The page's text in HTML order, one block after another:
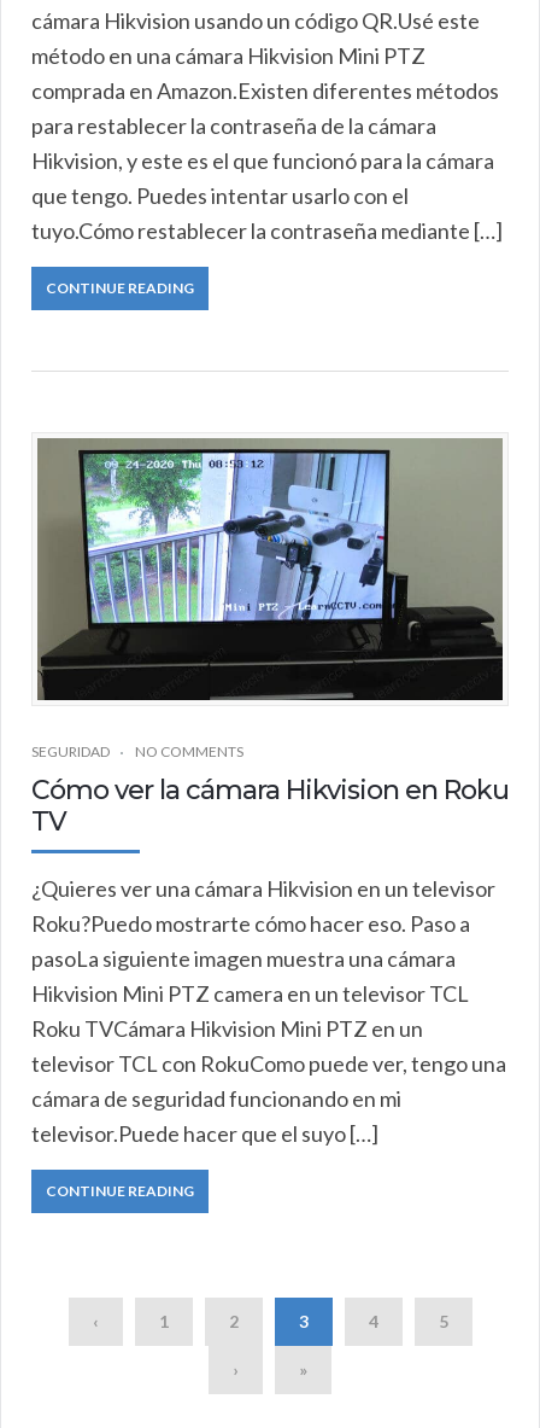
cámara Hikvision usando un código QR.Usé este
método en una cámara Hikvision Mini PTZ
comprada en Amazon.Existen diferentes métodos
para restablecer la contraseña de la cámara
Hikvision, y este es el que funcionó para la cámara
que tengo. Puedes intentar usarlo con el
tuyo.Cómo restablecer la contraseña mediante […]
CONTINUE READING
SEGURIDAD NO COMMENTS
Cómo ver la cámara Hikvision en Roku
TV
¿Quieres ver una cámara Hikvision en un televisor
Roku?Puedo mostrarte cómo hacer eso. Paso a
pasoLa siguiente imagen muestra una cámara
Hikvision Mini PTZ camera en un televisor TCL
Roku TVCámara Hikvision Mini PTZ en un
televisor TCL con RokuComo puede ver, tengo una
cámara de seguridad funcionando en mi
televisor.Puede hacer que el suyo […]
CONTINUE READING
‹ 1 2 3 4 5
› »